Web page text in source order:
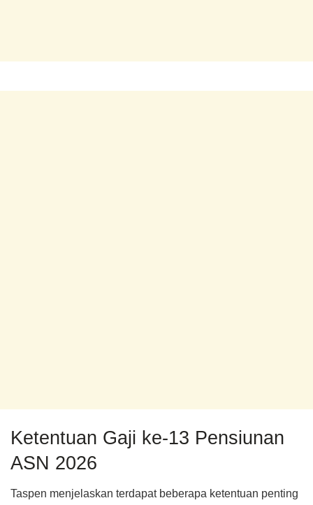
Ketentuan Gaji ke-13 Pensiunan
ASN 2026
Taspen menjelaskan terdapat beberapa ketentuan penting